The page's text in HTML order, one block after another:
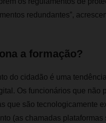
redundantes”,
a formação?
do cidadão é uma
Os funcionários que não
que são tecnologicamente
(as chamadas